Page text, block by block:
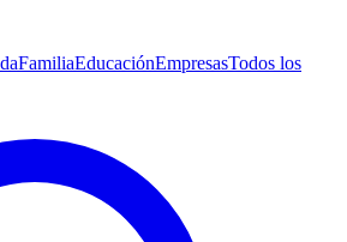
FamiliaEducaciónEmpresasTodos los